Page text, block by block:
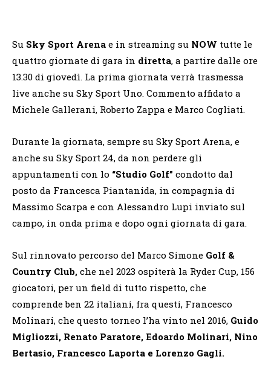
Su Sky Sport Arena e in streaming su NOW tutte le
quattro giornate di gara in diretta, a partire dalle ore
13.30 di giovedì. La prima giornata verrà trasmessa
live anche su Sky Sport Uno. Commento affidato a
Michele Gallerani, Roberto Zappa e Marco Cogliati.
Durante la giornata, sempre su Sky Sport Arena, e
anche su Sky Sport 24, da non perdere gli
appuntamenti con lo “Studio Golf” condotto dal
posto da Francesca Piantanida, in compagnia di
Massimo Scarpa e con Alessandro Lupi inviato sul
campo, in onda prima e dopo ogni giornata di gara.
Sul rinnovato percorso del Marco Simone Golf &
Country Club, che nel 2023 ospiterà la Ryder Cup, 156
giocatori, per un field di tutto rispetto, che
comprende ben 22 italiani, fra questi, Francesco
Molinari, che questo torneo l’ha vinto nel 2016, Guido
Migliozzi, Renato Paratore, Edoardo Molinari, Nino
Bertasio, Francesco Laporta e Lorenzo Gagli.